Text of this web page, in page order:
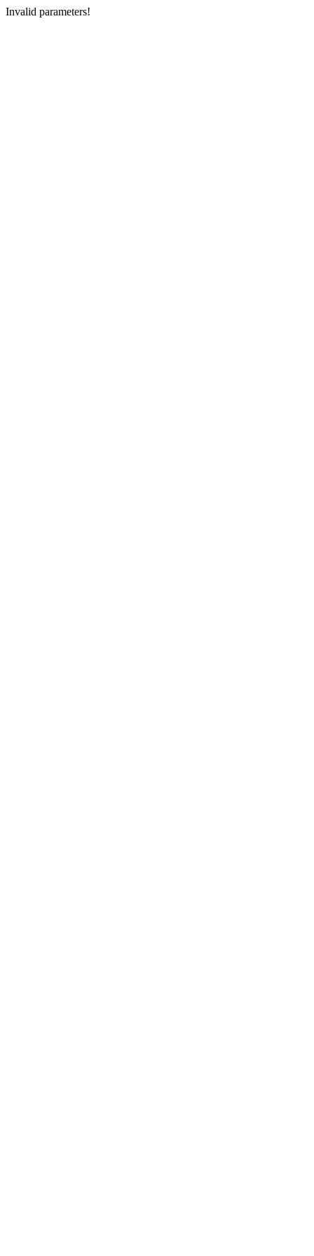
Invalid parameters!